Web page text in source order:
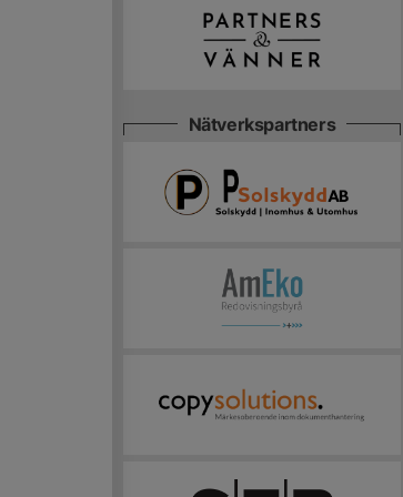
Nätverkspartners